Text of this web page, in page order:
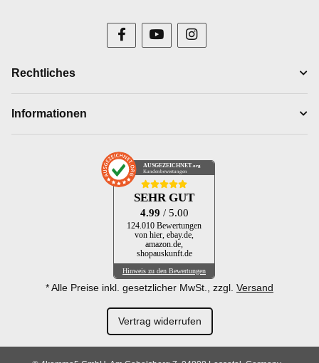
Rechtliches
Informationen
AUSGEZEICHNET .org
Kundenbewertungen
SEHR GUT
4.99 / 5.00
124.010 Bewertungen
von hier, ebay.de,
amazon.de,
shopauskunft.de
Hinweis zu den Bewertungen
* Alle Preise inkl. gesetzlicher MwSt., zzgl. Versand
Vertrag widerrufen